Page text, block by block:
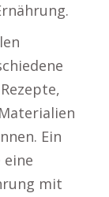
Ein
mit